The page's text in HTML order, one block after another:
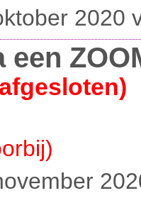
2020
een